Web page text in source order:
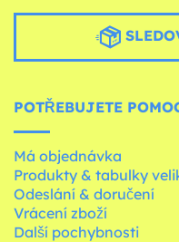
POTŘEBUJETE
Má objednávka
Produkty & tabulky
Odeslání & doručení
Vrácení zboží
Další pochybnosti